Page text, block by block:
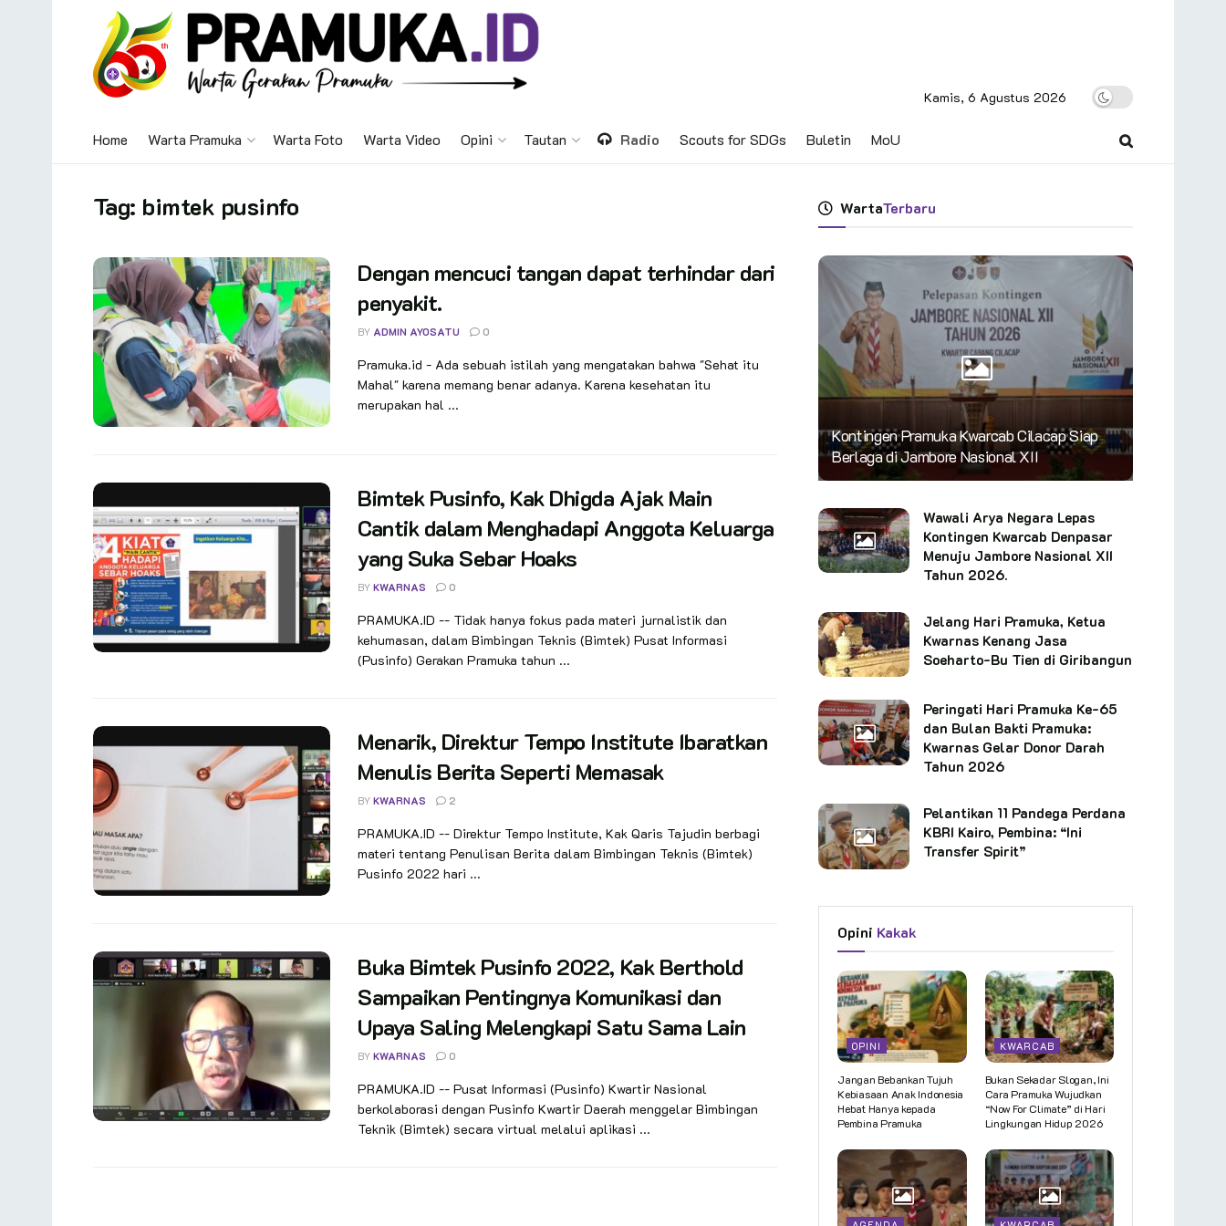
Kamis, 6 Agustus 2026
Home Warta Pramuka Warta Foto Warta Video Opini Tautan Radio Scouts for SDGs Buletin MoU
Tag: bimtek pusinfo
Dengan mencuci tangan dapat terhindar dari
penyakit.
BY ADMIN AYOSATU 0
Pramuka.id - Ada sebuah istilah yang mengatakan bahwa "Sehat itu
Mahal" karena memang benar adanya. Karena kesehatan itu
merupakan hal ...
Bimtek Pusinfo, Kak Dhigda Ajak Main
Cantik dalam Menghadapi Anggota Keluarga
yang Suka Sebar Hoaks
BY KWARNAS 0
PRAMUKA.ID -- Tidak hanya fokus pada materi jurnalistik dan
kehumasan, dalam Bimbingan Teknis (Bimtek) Pusat Informasi
(Pusinfo) Gerakan Pramuka tahun ...
Menarik, Direktur Tempo Institute Ibaratkan
Menulis Berita Seperti Memasak
BY KWARNAS 2
PRAMUKA.ID -- Direktur Tempo Institute, Kak Qaris Tajudin berbagi
materi tentang Penulisan Berita dalam Bimbingan Teknis (Bimtek)
Pusinfo 2022 hari ...
Buka Bimtek Pusinfo 2022, Kak Berthold
Sampaikan Pentingnya Komunikasi dan
Upaya Saling Melengkapi Satu Sama Lain
BY KWARNAS 0
PRAMUKA.ID -- Pusat Informasi (Pusinfo) Kwartir Nasional
berkolaborasi dengan Pusinfo Kwartir Daerah menggelar Bimbingan
Teknik (Bimtek) secara virtual melalui aplikasi ...
WartaTerbaru
Kontingen Pramuka Kwarcab Cilacap Siap
Berlaga di Jambore Nasional XII
Wawali Arya Negara Lepas
Kontingen Kwarcab Denpasar
Menuju Jambore Nasional XII
Tahun 2026.
Jelang Hari Pramuka, Ketua
Kwarnas Kenang Jasa
Soeharto-Bu Tien di Giribangun
Peringati Hari Pramuka Ke-65
dan Bulan Bakti Pramuka:
Kwarnas Gelar Donor Darah
Tahun 2026
Pelantikan 11 Pandega Perdana
KBRI Kairo, Pembina: “Ini
Transfer Spirit”
Opini Kakak
OPINI
Jangan Bebankan Tujuh
Kebiasaan Anak Indonesia
Hebat Hanya kepada
Pembina Pramuka
KWARCAB
Bukan Sekadar Slogan, Ini
Cara Pramuka Wujudkan
“Now For Climate” di Hari
Lingkungan Hidup 2026